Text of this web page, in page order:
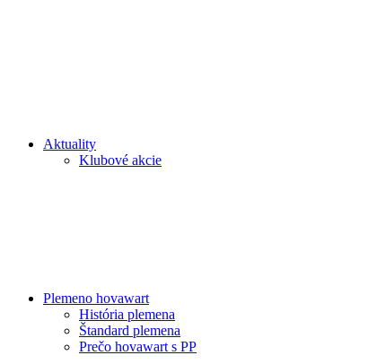
Aktuality
Klubové akcie
Plemeno hovawart
História plemena
Štandard plemena
Prečo hovawart s PP